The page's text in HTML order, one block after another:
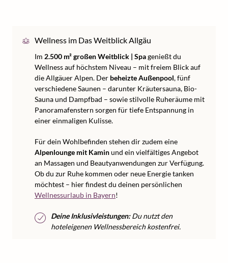
Wellness im Das Weitblick Allgäu
Im 2.500 m² großen Weitblick | Spagenießt du
Wellness auf höchstem Niveau – mit freiem Blick auf
die Allgäuer Alpen. Der beheizte Außenpool, fünf
verschiedene Saunen – darunter Kräutersauna, Bio-
Sauna und Dampfbad – sowie stilvolle Ruheräume mit
Panoramafenstern sorgen für tiefe Entspannung in
einer einmaligen Kulisse.
Für dein Wohlbefinden stehen dir zudem eine
Alpenlounge mit Kaminund ein vielfältiges Angebot
an Massagen und Beautyanwendungen zur Verfügung.
Ob du zur Ruhe kommen oder neue Energie tanken
möchtest – hier findest du deinen persönlichen
Wellnessurlaub in Bayern!
Deine Inklusivleistungen:Du nutzt den
hoteleigenen Wellnessbereich kostenfrei.